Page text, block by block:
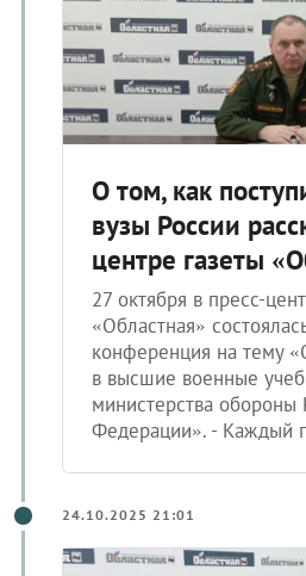
О том, как
вузы России
центре газеты
27 октября в пресс-
«Областная»
конференция на тему
в высшие военные
министерства обороны
Федерации». - Каждый
24.10.2025 21:01